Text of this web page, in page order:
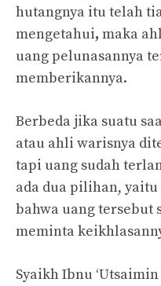
hutangnya itu telah
mengetahui, maka
uang pelunasannya
memberikannya.
Berbeda jika suatu
atau ahli warisnya
tapi uang sudah
ada dua pilihan,
bahwa uang tersebut
meminta
Syaikh Ibnu